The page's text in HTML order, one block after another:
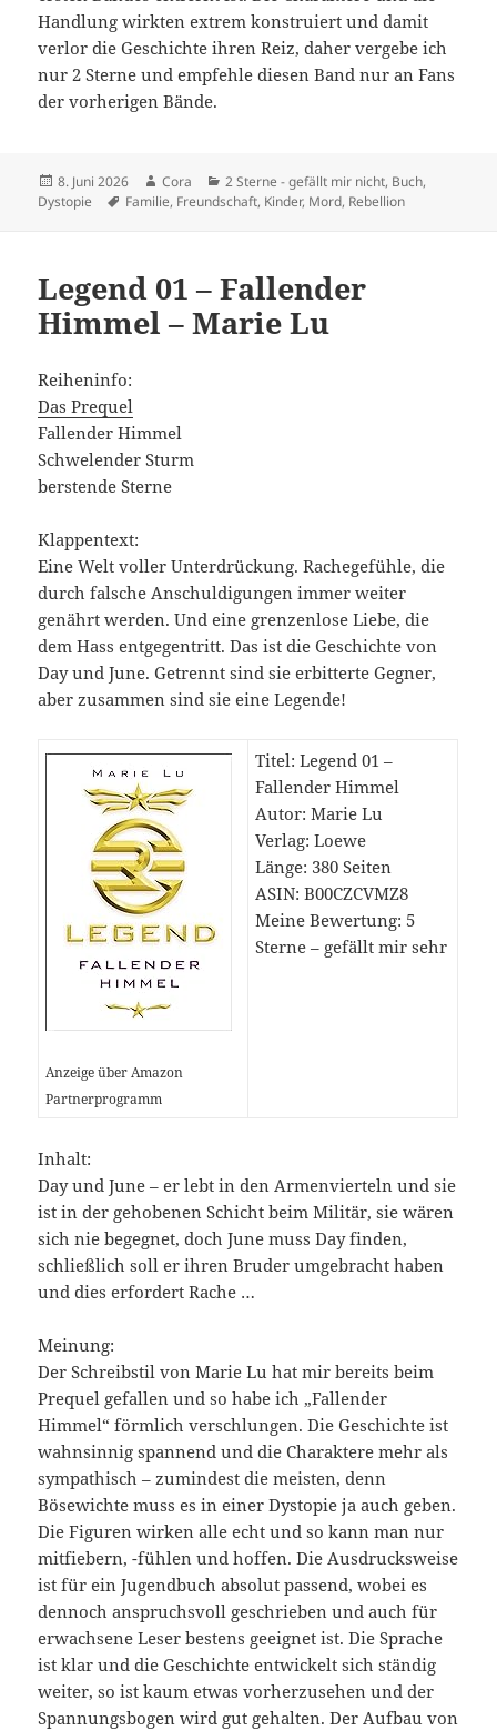
Handlung wirkten extrem konstruiert und damit
verlor die Geschichte ihren Reiz, daher vergebe ich
nur 2 Sterne und empfehle diesen Band nur an Fans
der vorherigen Bände.
Veröffentlicht
am
8. Juni 2026 Autor
Cora Kategorien
2 Sterne - gefällt mir nicht, Buch,
Dystopie
Schlagwörter
Familie, Freundschaft, Kinder, Mord, Rebellion
Legend 01 – Fallender
Himmel – Marie Lu
Reiheninfo:
Das Prequel
Fallender Himmel
Schwelender Sturm
berstende Sterne
Klappentext:
Eine Welt voller Unterdrückung. Rachegefühle, die
durch falsche Anschuldigungen immer weiter
genährt werden. Und eine grenzenlose Liebe, die
dem Hass entgegentritt. Das ist die Geschichte von
Day und June. Getrennt sind sie erbitterte Gegner,
aber zusammen sind sie eine Legende!
Anzeige über Amazon
Partnerprogramm
Titel: Legend 01 –
Fallender Himmel
Autor: Marie Lu
Verlag: Loewe
Länge: 380 Seiten
ASIN: B00CZCVMZ8
Meine Bewertung: 5
Sterne – gefällt mir sehr
Inhalt:
Day und June – er lebt in den Armenvierteln und sie
ist in der gehobenen Schicht beim Militär, sie wären
sich nie begegnet, doch June muss Day finden,
schließlich soll er ihren Bruder umgebracht haben
und dies erfordert Rache …
Meinung:
Der Schreibstil von Marie Lu hat mir bereits beim
Prequel gefallen und so habe ich „Fallender
Himmel“ förmlich verschlungen. Die Geschichte ist
wahnsinnig spannend und die Charaktere mehr als
sympathisch – zumindest die meisten, denn
Bösewichte muss es in einer Dystopie ja auch geben.
Die Figuren wirken alle echt und so kann man nur
mitfiebern, -fühlen und hoffen. Die Ausdrucksweise
ist für ein Jugendbuch absolut passend, wobei es
dennoch anspruchsvoll geschrieben und auch für
erwachsene Leser bestens geeignet ist. Die Sprache
ist klar und die Geschichte entwickelt sich ständig
weiter, so ist kaum etwas vorherzusehen und der
Spannungsbogen wird gut gehalten. Der Aufbau von